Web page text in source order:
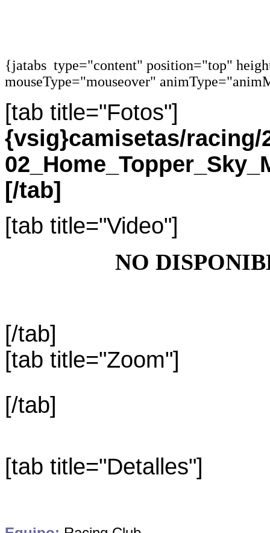
{jatabs type="content" position="top"
mouseType="mouseover"
[tab title="Fotos"]
{vsig}camisetas/racing/
[/tab]
[tab title="Video"]
NO
[/tab]
[tab title="Zoom"]
[/tab]
[tab title="Detalles"]